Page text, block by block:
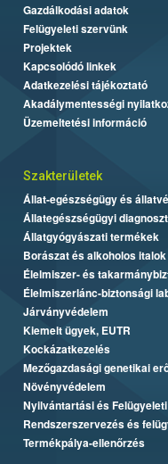
Gazdálkodási adatok
Felügyeleti szervünk
Projektek
Kapcsolódó linkek
Adatkezelési tájékoztató
Akadálymentességi
Üzemeltetési információ
Szakterületek
Állat-egészségügy és
Állategészségügyi
Állatgyógyászati termékek
Borászat és alkoholos italok
Élelmiszer- és
Élelmiszerlánc-biztonsági
Járványvédelem
Kiemelt ügyek, EUTR
Kockázatkezelés
Mezőgazdasági genetikai
Növényvédelem
Nyilvántartási és
Rendszerszervezés és
Termékpálya-ellenőrzés